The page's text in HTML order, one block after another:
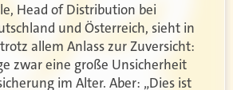
Head of Distribution bei
und Österreich, sieht in
allem Anlass zur Zuversicht:
zwar eine große Unsicherheit
im Alter. Aber: „Dies ist